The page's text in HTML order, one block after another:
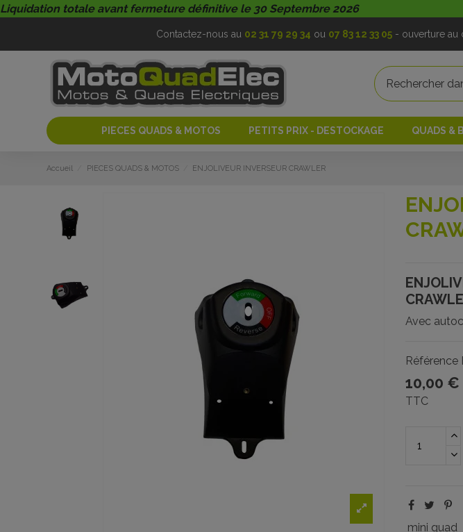
Liquidation totale avant fermeture définitive le 30 Septembre 2026
Contactez-nous au 02 31 79 29 34 ou 07 83 12 33 05- ouverture au
PIECES QUADS & MOTOS PETITS PRIX - DESTOCKAGE QUADS &
Accueil PIECES QUADS & MOTOS ENJOLIVEUR INVERSEUR CRAWLER
Avec
Référence
10,00 €
TTC
mini quad